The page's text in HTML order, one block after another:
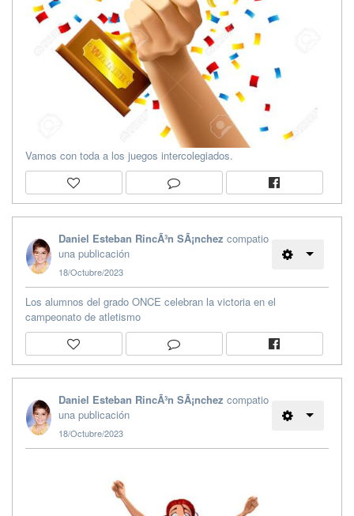
Vamos con toda a los juegos intercolegiados.
Daniel Esteban RincÃ³n SÃ¡nchez compatio
una publicación
18/Octubre/2023
Los alumnos del grado ONCE celebran la victoria en el
campeonato de atletismo
Daniel Esteban RincÃ³n SÃ¡nchez compatio
una publicación
18/Octubre/2023